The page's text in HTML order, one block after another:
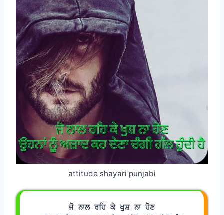
attitude shayari punjabi
ਜੋ ਨਾਲ ਰਹਿ ਕੇ ਖੁਸ਼ ਨਾ ਹੋਣ